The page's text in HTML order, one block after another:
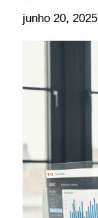
junho 20, 2025